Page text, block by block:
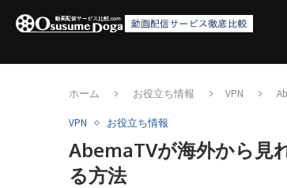
ホーム お役立ち情報 VPN
VPN お役立ち情報
AbemaTVが海外から見
る方法